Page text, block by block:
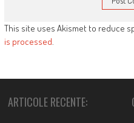
This site uses Akismet to reduce
is processed.
ARTICOLE RECENTE: